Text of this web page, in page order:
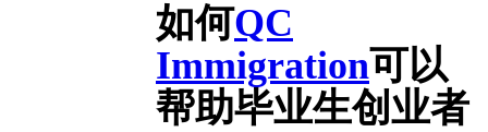
如何QC
Immigration可以
帮助毕业生创业者